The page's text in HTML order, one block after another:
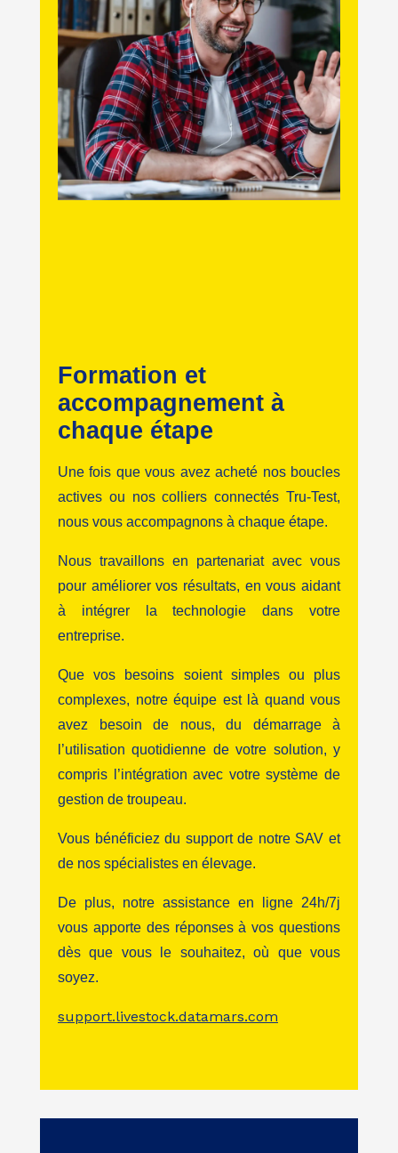
Formation et
accompagnement à
chaque étape
Une fois que vous avez acheté nos boucles
actives ou nos colliers connectés Tru-Test,
nous vous accompagnons à chaque étape.
Nous travaillons en partenariat avec vous
pour améliorer vos résultats, en vous aidant
à intégrer la technologie dans votre
entreprise.
Que vos besoins soient simples ou plus
complexes, notre équipe est là quand vous
avez besoin de nous, du démarrage à
l’utilisation quotidienne de votre solution, y
compris l’intégration avec votre système de
gestion de troupeau.
Vous bénéficiez du support de notre SAV et
de nos spécialistes en élevage.
De plus, notre assistance en ligne 24h/7j
vous apporte des réponses à vos questions
dès que vous le souhaitez, où que vous
soyez.
support.livestock.datamars.com